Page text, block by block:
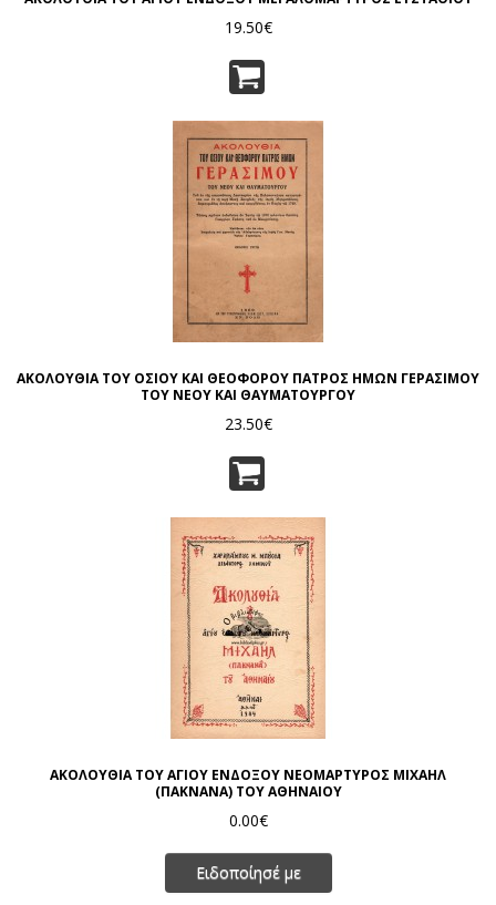
19.50€
ΑΚΟΛΟΥΘΙΑ ΤΟΥ ΟΣΙΟΥ ΚΑΙ ΘΕΟΦΟΡΟΥ ΠΑΤΡΟΣ ΗΜΩΝ ΓΕΡΑΣΙΜΟΥ
ΤΟΥ ΝΕΟΥ ΚΑΙ ΘΑΥΜΑΤΟΥΡΓΟΥ
23.50€
ΑΚΟΛΟΥΘΙΑ ΤΟΥ ΑΓΙΟΥ ΕΝΔΟΞΟΥ ΝΕΟΜΑΡΤΥΡΟΣ ΜΙΧΑΗΛ
(ΠΑΚΝΑΝΑ) ΤΟΥ ΑΘΗΝΑΙΟΥ
0.00€
Ειδοποίησέ με